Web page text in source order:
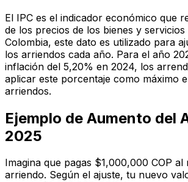
El IPC es el indicador económico que
de los precios de los bienes y
Colombia, este dato es utilizado para
los arriendos cada año. Para el año
inflación del 5,20% en 2024, los
aplicar este porcentaje como máximo
arriendos.
Ejemplo de Aumento del
2025
Imagina que pagas $1,000,000 COP
arriendo. Según el ajuste, tu nuevo